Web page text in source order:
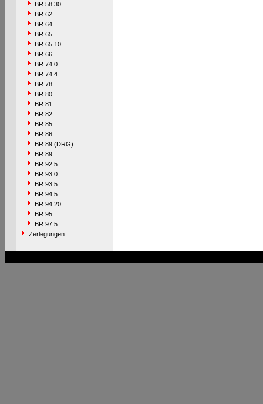
BR 58.30
BR 62
BR 64
BR 65
BR 65.10
BR 66
BR 74.0
BR 74.4
BR 78
BR 80
BR 81
BR 82
BR 85
BR 86
BR 89 (DRG)
BR 89
BR 92.5
BR 93.0
BR 93.5
BR 94.5
BR 94.20
BR 95
BR 97.5
Zerlegungen